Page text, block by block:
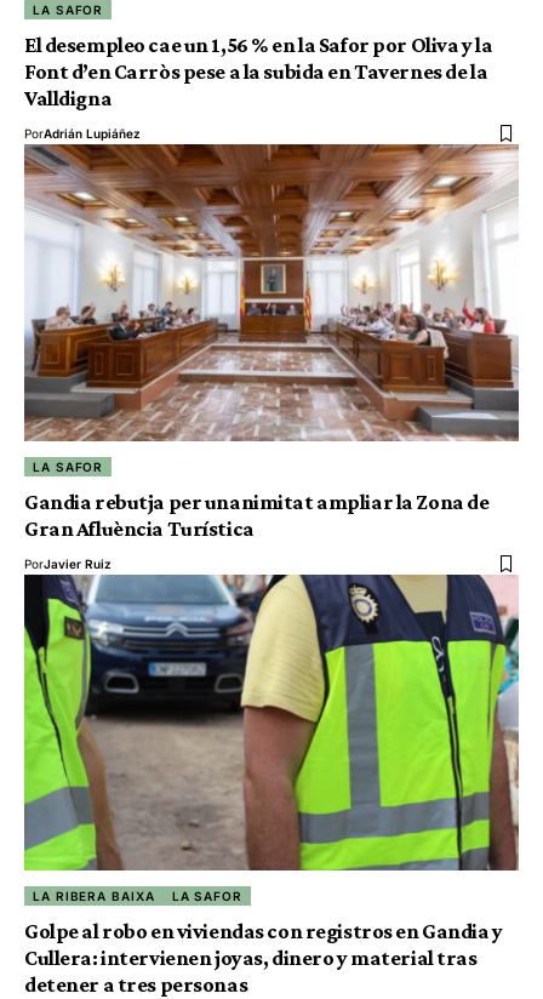
LA SAFOR
El desempleo cae un 1,56 % en la Safor por Oliva y la
Font d’en Carròs pese a la subida en Tavernes de la
Valldigna
PorAdrián Lupiáñez
LA SAFOR
Gandia rebutja per unanimitat ampliar la Zona de
Gran Afluència Turística
PorJavier Ruiz
LA RIBERA BAIXA LA SAFOR
Golpe al robo en viviendas con registros en Gandia y
Cullera: intervienen joyas, dinero y material tras
detener a tres personas